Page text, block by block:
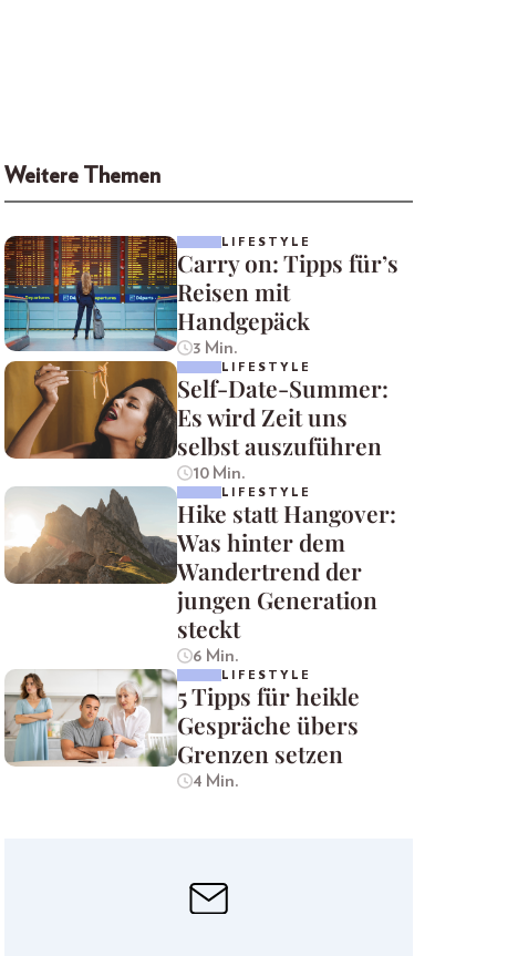
Weitere Themen
LIFESTYLE
Carry on: Tipps für’s
Reisen mit
Handgepäck
3 Min.
LIFESTYLE
Self-Date-Summer:
Es wird Zeit uns
selbst auszuführen
10 Min.
LIFESTYLE
Hike statt Hangover:
Was hinter dem
Wandertrend der
jungen Generation
steckt
6 Min.
LIFESTYLE
5 Tipps für heikle
Gespräche übers
Grenzen setzen
4 Min.